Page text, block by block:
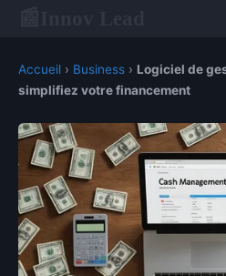
Accueil › Business › Logiciel de
simplifiez votre financement